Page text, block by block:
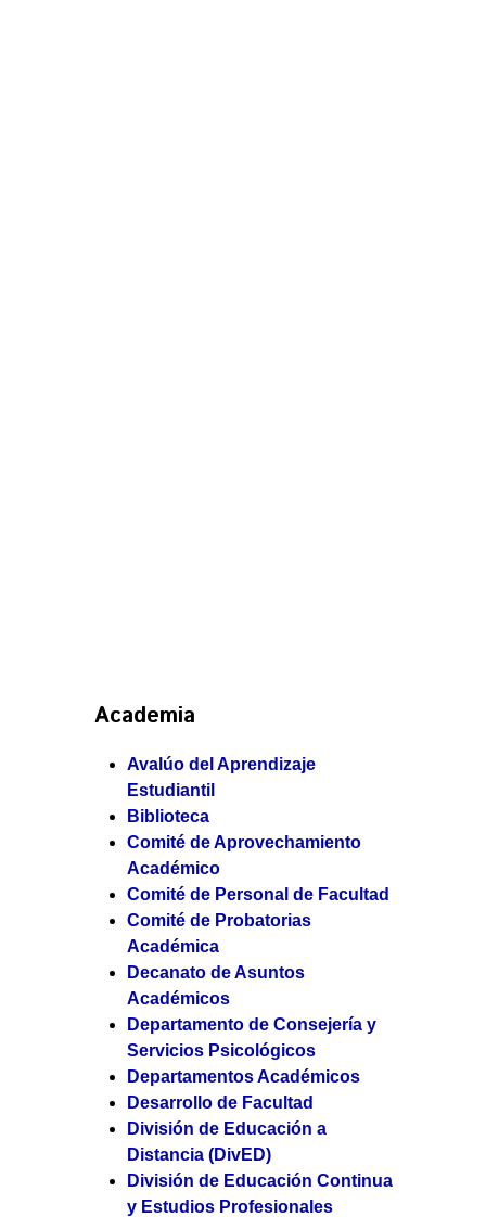
Academia
Avalúo del Aprendizaje
Estudiantil
Biblioteca
Comité de Aprovechamiento
Académico
Comité de Personal de Facultad
Comité de Probatorias
Académica
Decanato de Asuntos
Académicos
Departamento de Consejería y
Servicios Psicológicos
Departamentos Académicos
Desarrollo de Facultad
División de Educación a
Distancia (DivED)
División de Educación Continua
y Estudios Profesionales